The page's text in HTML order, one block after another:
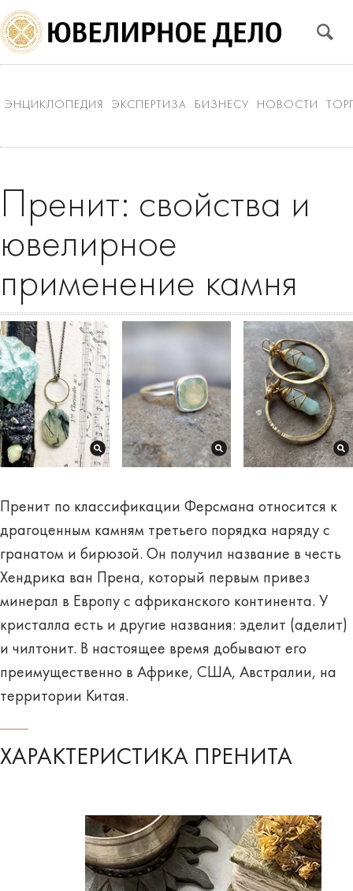
ЭНЦИКЛОПЕДИЯ ЭКСПЕРТИЗА БИЗНЕСУ НОВОСТИ
Пренит: свойства и
ювелирное
применение камня
Пренит по классификации Ферсмана относится к
драгоценным камням третьего порядка наряду с
гранатом и бирюзой. Он получил название в честь
Хендрика ван Прена, который первым привез
минерал в Европу с африканского континента. У
кристалла есть и другие названия: эделит (аделит)
и чилтонит. В настоящее время добывают его
преимущественно в Африке, США, Австралии, на
территории Китая.
ХАРАКТЕРИСТИКА ПРЕНИТА